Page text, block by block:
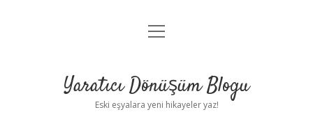
Anasayfa
Yasal Uyarı
menüyü
Yaratıcı Dönüşüm Blogu
Eski eşyalara yeni hikayeler yaz!